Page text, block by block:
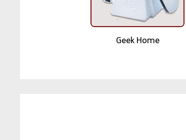
Geek Home